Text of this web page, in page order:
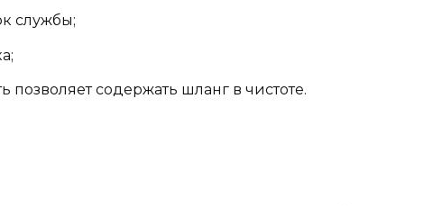
службы;
позволяет содержать шланг в чистоте.